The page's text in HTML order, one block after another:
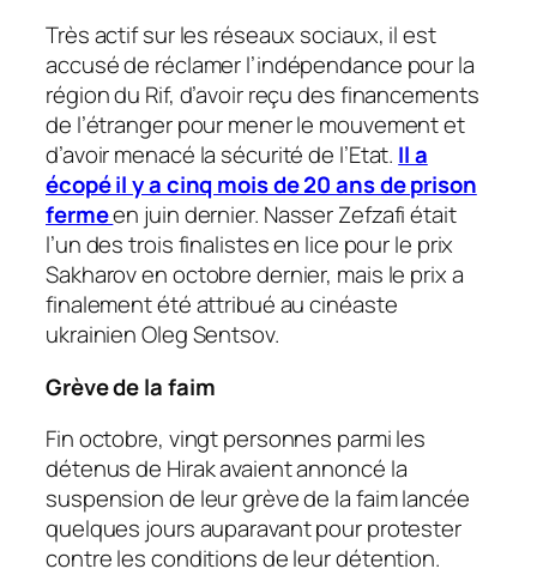
Très actif sur les réseaux sociaux, il est
accusé de réclamer l’indépendance pour la
région du Rif, d’avoir reçu des financements
de l’étranger pour mener le mouvement et
d’avoir menacé la sécurité de l’Etat. Il a
écopé il y a cinq mois de 20 ans de prison
fermeen juin dernier. Nasser Zefzafi était
l’un des trois finalistes en lice pour le prix
Sakharov en octobre dernier, mais le prix a
finalement été attribué au cinéaste
ukrainien Oleg Sentsov.
Grève de la faim
Fin octobre, vingt personnes parmi les
détenus de Hirak avaient annoncé la
suspension de leur grève de la faim lancée
quelques jours auparavant pour protester
contre les conditions de leur détention.